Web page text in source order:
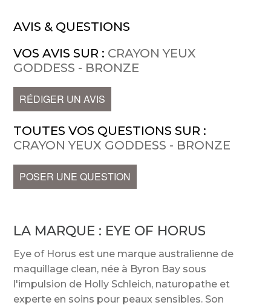
AVIS & QUESTIONS
VOS AVIS SUR : CRAYON YEUX
GODDESS - BRONZE
RÉDIGER UN AVIS
TOUTES VOS QUESTIONS SUR :
CRAYON YEUX GODDESS - BRONZE
POSER UNE QUESTION
LA MARQUE : EYE OF HORUS
Eye of Horus est une marque australienne de
maquillage clean, née à Byron Bay sous
l'impulsion de Holly Schleich, naturopathe et
experte en soins pour peaux sensibles. Son